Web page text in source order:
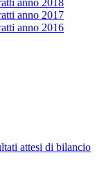
anno 2018
anno 2017
anno 2016
attesi di bilancio